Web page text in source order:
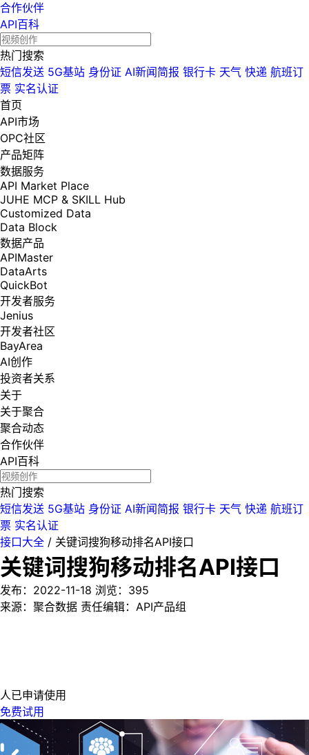
合作伙伴
API百科
热门搜索
短信发送 5G基站 身份证 AI新闻简报 银行卡 天气 快递 航班订
票 实名认证
首页
API市场
OPC社区
产品矩阵
数据服务
API Market Place
JUHE MCP & SKILL Hub
Customized Data
Data Block
数据产品
APIMaster
DataArts
QuickBot
开发者服务
Jenius
开发者社区
BayArea
AI创作
投资者关系
关于
关于聚合
聚合动态
合作伙伴
API百科
热门搜索
短信发送 5G基站 身份证 AI新闻简报 银行卡 天气 快递 航班订
票 实名认证
接口大全 / 关键词搜狗移动排名API接口
关键词搜狗移动排名API接口
发布：2022-11-18 浏览： 395
来源：聚合数据 责任编辑：API产品组
人已申请使用
免费试用